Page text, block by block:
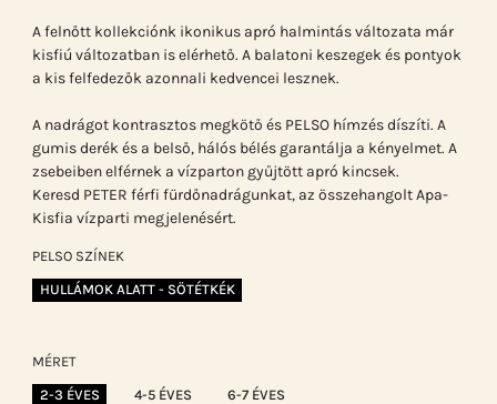
A felnőtt kollekciónk ikonikus apró halmintás változata már
kisfiú változatban is elérhető. A balatoni keszegek és pontyok
a kis felfedezők azonnali kedvencei lesznek.
A nadrágot kontrasztos megkötő és PELSO hímzés díszíti. A
gumis derék és a belső, hálós bélés garantálja a kényelmet. A
zsebeiben elférnek a vízparton gyűjtött apró kincsek.
Keresd PETER férfi fürdőnadrágunkat, az összehangolt Apa-
Kisfia vízparti megjelenésért.
PELSO SZÍNEK
HULLÁMOK ALATT - SÖTÉTKÉK
MÉRET
2-3 ÉVES
4-5 ÉVES 6-7 ÉVES